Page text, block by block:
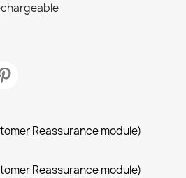
Reassurance module)
Reassurance module)